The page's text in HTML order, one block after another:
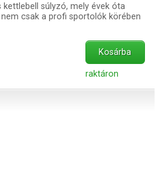
súlyzó, mely évek óta
csak a profi sportolók körében
Kosárba
raktáron